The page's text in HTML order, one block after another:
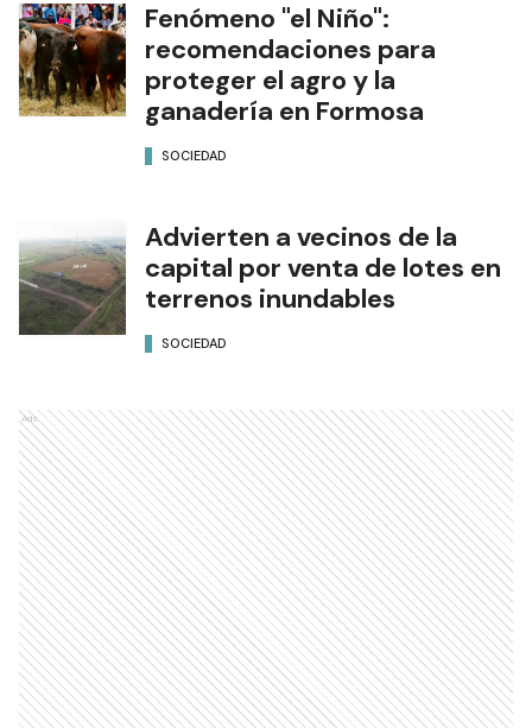
Fenómeno "el Niño":
recomendaciones para
proteger el agro y la
ganadería en Formosa
SOCIEDAD
Advierten a vecinos de la
capital por venta de lotes en
terrenos inundables
SOCIEDAD
Ads